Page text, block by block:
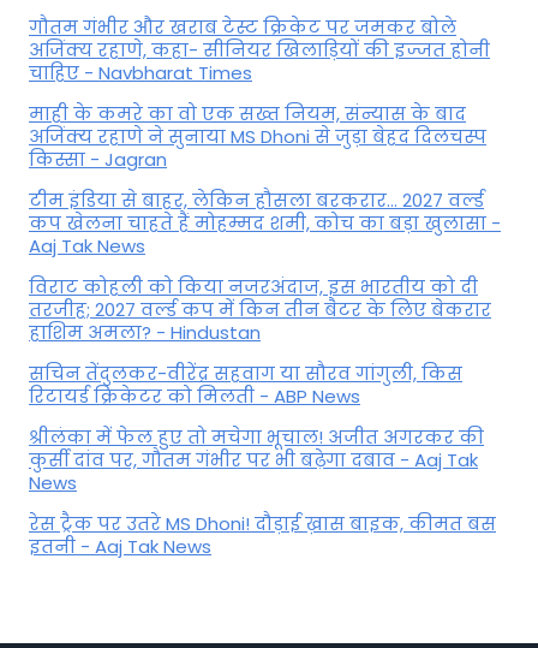
गौतम गंभीर और खराब टेस्ट क्रिकेट पर जमकर बोले
अजिंक्य रहाणे, कहा- सीनियर खिलाड़ियों की इज्जत होनी
चाहिए - Navbharat Times
माही के कमरे का वो एक सख्त नियम, संन्यास के बाद
अजिंक्‍य रहाणे ने सुनाया MS Dhoni से जुड़ा बेहद दिलचस्प
किस्सा - Jagran
टीम इंडिया से बाहर, लेकिन हौसला बरकरार... 2027 वर्ल्ड
कप खेलना चाहते हैं मोहम्मद शमी, कोच का बड़ा खुलासा -
Aaj Tak News
विराट कोहली को किया नजरअंदाज, इस भारतीय को दी
तरजीह; 2027 वर्ल्ड कप में किन तीन बैटर के लिए बेकरार
हाशिम अमला? - Hindustan
सचिन तेंदुलकर-वीरेंद्र सहवाग या सौरव गांगुली, किस
रिटायर्ड क्रिकेटर को मिलती - ABP News
श्रीलंका में फेल हुए तो मचेगा भूचाल! अजीत अगरकर की
कुर्सी दांव पर, गौतम गंभीर पर भी बढ़ेगा दबाव - Aaj Tak
News
रेस ट्रैक पर उतरे MS Dhoni! दौड़ाई ख़ास बाइक, कीमत बस
इतनी - Aaj Tak News